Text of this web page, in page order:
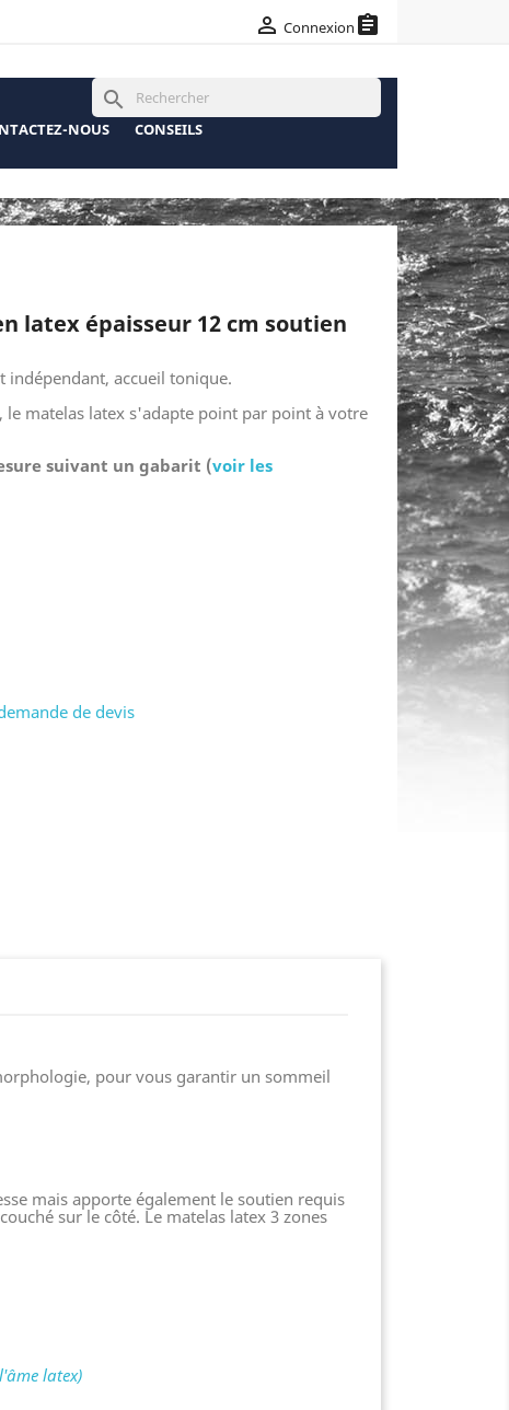
 Connexion assignment
search
NOUS CONSEILS
latex épaisseur 12 cm soutien
accueil tonique.
le matelas latex s'adapte point par point à votre
suivant un gabarit (voir les
de devis
pour vous garantir un sommeil
mais apporte également le soutien requis
sur le côté. Le matelas latex 3 zones
latex)